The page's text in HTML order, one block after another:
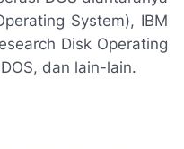
System), IBM
Disk Operating
dan lain-lain.